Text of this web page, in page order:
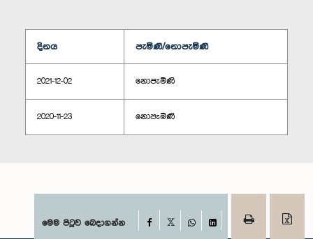
දිනය පැමිණි/නොපැමිණි
2021-12-02 නොපැමිණි
2020-11-23 නොපැමිණි
මෙම පිටුව බෙදාගන්න Facebook
WhatsAppLinkedIn